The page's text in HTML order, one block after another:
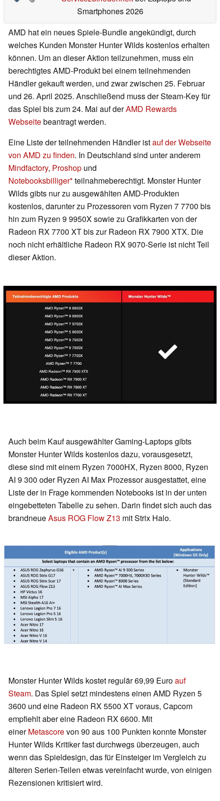
Smartphones 2026
AMD hat ein neues Spiele-Bundle angekündigt, durch
welches Kunden Monster Hunter Wilds kostenlos erhalten
können. Um an dieser Aktion teilzunehmen, muss ein
berechtigtes AMD-Produkt bei einem teilnehmenden
Händler gekauft werden, und zwar zwischen 25. Februar
und 26. April 2025. Anschließend muss der Steam-Key für
das Spiel bis zum 24. Mai auf derAMD Rewards
Webseitebeantragt werden.
Eine Liste der teilnehmenden Händler istauf der Webseite
von AMD zu finden. In Deutschland sind unter anderem
Mindfactory, Proshop und
Notebooksbilliger teilnahmeberechtigt. Monster Hunter
Wilds gibts nur zu ausgewählten AMD-Produkten
kostenlos, darunter zu Prozessoren vom Ryzen 7 7700 bis
hin zum Ryzen 9 9950X sowie zu Grafikkarten von der
Radeon RX 7700 XT bis zur Radeon RX 7900 XTX. Die
noch nicht erhältliche Radeon RX 9070-Serie ist nicht Teil
dieser Aktion.
Auch beim Kauf ausgewählter Gaming-Laptops gibts
Monster Hunter Wilds kostenlos dazu, vorausgesetzt,
diese sind mit einem Ryzen 7000HX, Ryzen 8000, Ryzen
AI 9 300 oder Ryzen AI Max Prozessor ausgestattet, eine
Liste der in Frage kommenden Notebooks ist in der unten
eingebetteten Tabelle zu sehen. Darin findet sich auch das
brandneueAsus ROG Flow Z13 mit Strix Halo.
Monster Hunter Wilds kostet regulär 69,99 Euroauf
Steam. Das Spiel setzt mindestens einen AMD Ryzen 5
3600 und eine Radeon RX 5500 XT voraus, Capcom
empfiehlt aber eine Radeon RX 6600. Mit
einerMetascorevon 90 aus 100 Punkten konnte Monster
Hunter Wilds Kritiker fast durchwegs überzeugen, auch
wenn das Spieldesign, das für Einsteiger im Vergleich zu
älteren Serien-Teilen etwas vereinfacht wurde, von einigen
Rezensionen kritisiert wird.